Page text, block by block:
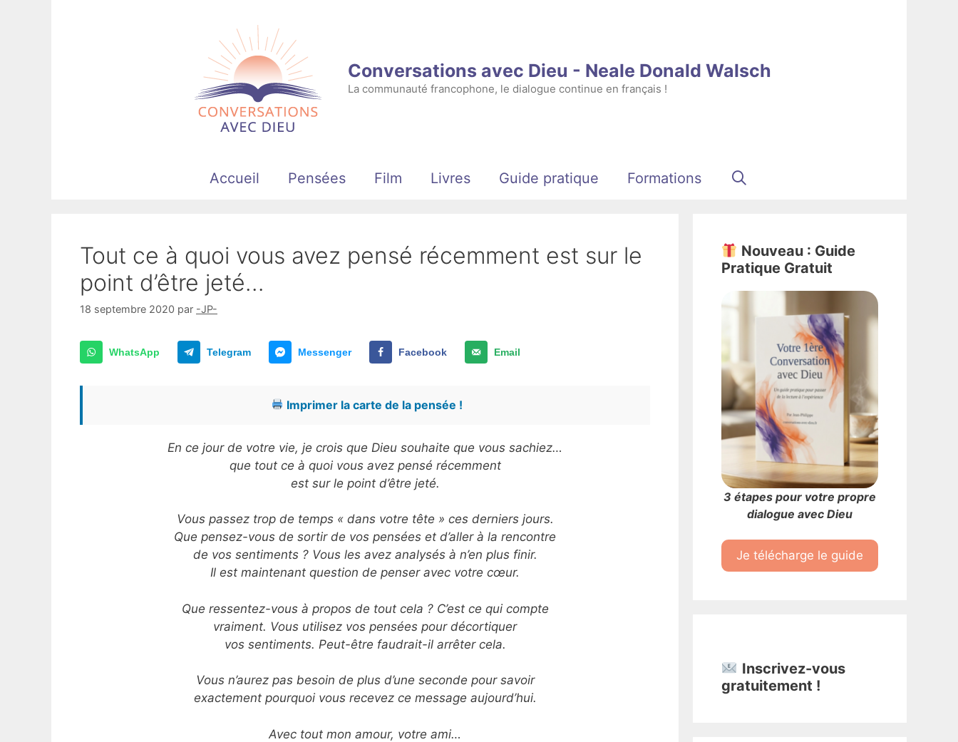
Conversations avec Dieu - Neale Donald Walsch
La communauté francophone, le dialogue continue en français !
Accueil Pensées Film Livres Guide pratique Formations
Tout ce à quoi vous avez pensé récemment est sur le
point d’être jeté…
18 septembre 2020 par -JP-
WhatsApp Telegram Messenger Facebook Email
Imprimer la carte de la pensée !
En ce jour de votre vie, je crois que Dieu souhaite que vous sachiez…
que tout ce à quoi vous avez pensé récemment
est sur le point d’être jeté.
Vous passez trop de temps « dans votre tête » ces derniers jours.
Que pensez-vous de sortir de vos pensées et d’aller à la rencontre
de vos sentiments ? Vous les avez analysés à n’en plus finir.
Il est maintenant question de penser avec votre cœur.
Que ressentez-vous à propos de tout cela ? C’est ce qui compte
vraiment. Vous utilisez vos pensées pour décortiquer
vos sentiments. Peut-être faudrait-il arrêter cela.
Vous n’aurez pas besoin de plus d’une seconde pour savoir
exactement pourquoi vous recevez ce message aujourd’hui.
Avec tout mon amour, votre ami…
Nouveau : Guide
Pratique Gratuit
3 étapes pour votre propre
dialogue avec Dieu
Je télécharge le guide
Inscrivez-vous
gratuitement !